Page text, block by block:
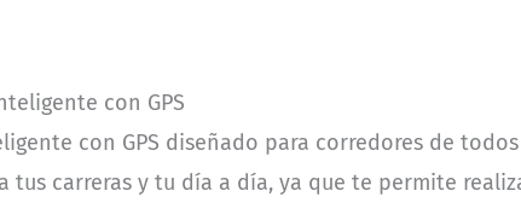
con GPS
con GPS diseñado para corredores de
carreras y tu día a día, ya que te permite